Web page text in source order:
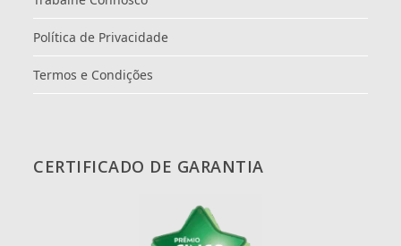
Política de Privacidade
Termos e Condições
CERTIFICADO DE GARANTIA